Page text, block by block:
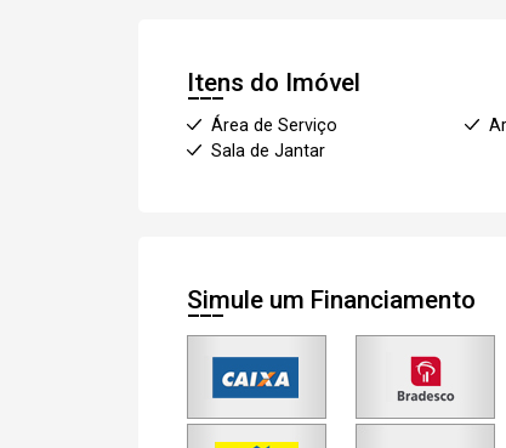
Itens do Imóvel
Área de Serviço
Sala de Jantar
Simule um Financiamento